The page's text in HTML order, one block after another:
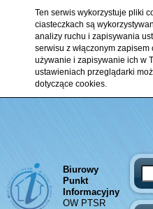
Ten serwis wykorzystuje pliki
ciasteczkach są
analizy ruchu i zapisywania
serwisu z włączonym zapisem
używanie i zapisywanie ich w
ustawieniach przeglądarki
dotyczące cookies.
Biurowy
Punkt
Informacyjny
OW PTSR